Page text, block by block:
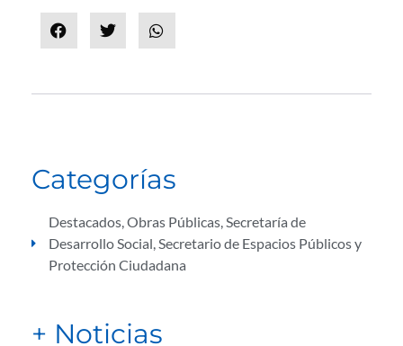
Categorías
Destacados,Obras Públicas,Secretaría de
Desarrollo Social,Secretario de Espacios Públicos y
Protección Ciudadana
+ Noticias